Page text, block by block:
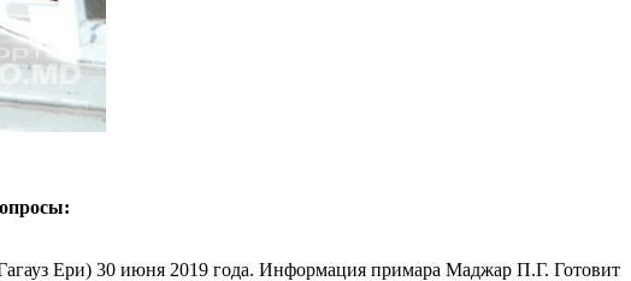
Ери) 30 июня 2019 года. Информация примара Маджар П.Г. Готовит